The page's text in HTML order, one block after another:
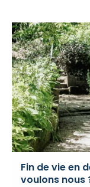
Fin de vie en
voulons nous